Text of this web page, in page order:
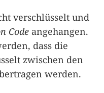
verschlüsselt und
Code angehangen.
dass die
zwischen den
werden.